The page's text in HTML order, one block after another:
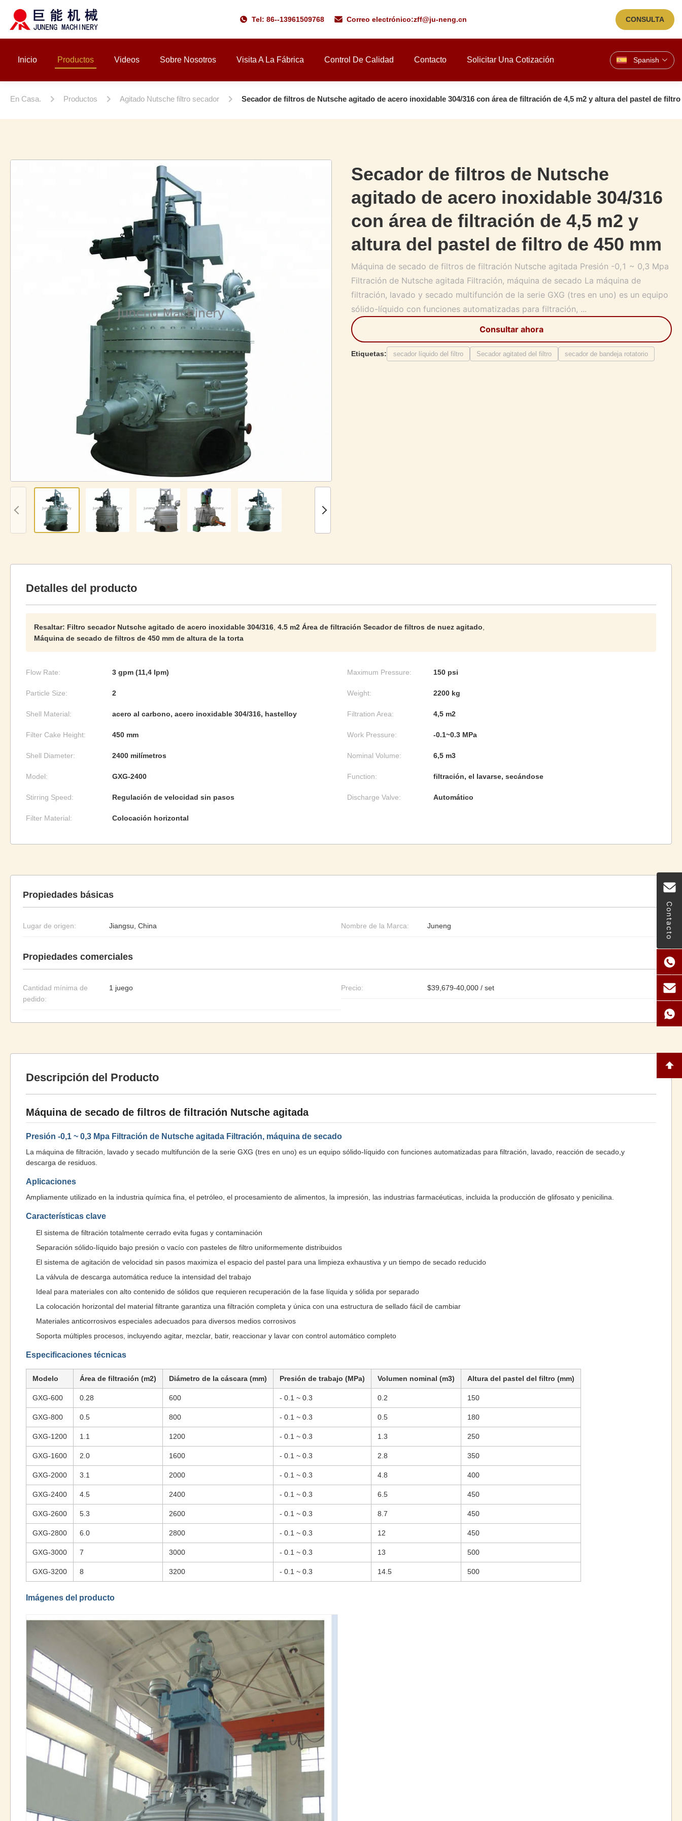
Tel: 86--13961509768 Correo electrónico:zff@ju-neng.cn CONSULTA
Inicio Productos Videos Sobre Nosotros Visita A La Fábrica Control De Calidad Contacto Solicitar Una Cotización Spanish
Contacto
En Casa. Productos Agitado Nutsche filtro secador Secador de filtros de Nutsche agitado de acero inoxidable 304/316 con área de filtración de 4,5 m2 y altura del pastel de filtro
Secador de filtros de Nutsche
agitado de acero inoxidable 304/316
con área de filtración de 4,5 m2 y
altura del pastel de filtro de 450 mm
Máquina de secado de filtros de filtración Nutsche agitada Presión -0,1 ~ 0,3 Mpa
Filtración de Nutsche agitada Filtración, máquina de secado La máquina de
filtración, lavado y secado multifunción de la serie GXG (tres en uno) es un equipo
sólido-líquido con funciones automatizadas para filtración, ...
Consultar ahora
Etiquetas: secador líquido del filtro Secador agitated del filtro secador de bandeja rotatorio
Detalles del producto
Resaltar: Filtro secador Nutsche agitado de acero inoxidable 304/316 4.5 m2 Área de filtración Secador de filtros de nuez agitado
Máquina de secado de filtros de 450 mm de altura de la torta
Flow Rate: 3 gpm (11,4 lpm) Maximum Pressure: 150 psi
Particle Size: 2 Weight: 2200 kg
Shell Material: acero al carbono, acero inoxidable 304/316, hastelloy Filtration Area: 4,5 m2
Filter Cake Height: 450 mm Work Pressure: -0.1~0.3 MPa
Shell Diameter: 2400 milímetros Nominal Volume: 6,5 m3
Model: GXG-2400 Function: filtración, el lavarse, secándose
Stirring Speed: Regulación de velocidad sin pasos Discharge Valve: Automático
Filter Material: Colocación horizontal
Propiedades básicas
Lugar de origen: Jiangsu, China Nombre de la Marca: Juneng
Propiedades comerciales
Cantidad mínima de
pedido:
1 juego Precio: $39,679-40,000 / set
Descripción del Producto
Máquina de secado de filtros de filtración Nutsche agitada
Presión -0,1 ~ 0,3 Mpa Filtración de Nutsche agitada Filtración, máquina de secado
La máquina de filtración, lavado y secado multifunción de la serie GXG (tres en uno) es un equipo sólido-líquido con funciones automatizadas para filtración, lavado, reacción de secado,y
descarga de residuos.
Aplicaciones
Ampliamente utilizado en la industria química fina, el petróleo, el procesamiento de alimentos, la impresión, las industrias farmacéuticas, incluida la producción de glifosato y penicilina.
Características clave
El sistema de filtración totalmente cerrado evita fugas y contaminación
Separación sólido-líquido bajo presión o vacío con pasteles de filtro uniformemente distribuidos
El sistema de agitación de velocidad sin pasos maximiza el espacio del pastel para una limpieza exhaustiva y un tiempo de secado reducido
La válvula de descarga automática reduce la intensidad del trabajo
Ideal para materiales con alto contenido de sólidos que requieren recuperación de la fase líquida y sólida por separado
La colocación horizontal del material filtrante garantiza una filtración completa y única con una estructura de sellado fácil de cambiar
Materiales anticorrosivos especiales adecuados para diversos medios corrosivos
Soporta múltiples procesos, incluyendo agitar, mezclar, batir, reaccionar y lavar con control automático completo
Especificaciones técnicas
Modelo Área de filtración (m2) Diámetro de la cáscara (mm) Presión de trabajo (MPa) Volumen nominal (m3) Altura del pastel del filtro (mm)
GXG-600 0.28 600 - 0.1 ~ 0.3 0.2 150
GXG-800 0.5 800 - 0.1 ~ 0.3 0.5 180
GXG-1200 1.1 1200 - 0.1 ~ 0.3 1.3 250
GXG-1600 2.0 1600 - 0.1 ~ 0.3 2.8 350
GXG-2000 3.1 2000 - 0.1 ~ 0.3 4.8 400
GXG-2400 4.5 2400 - 0.1 ~ 0.3 6.5 450
GXG-2600 5.3 2600 - 0.1 ~ 0.3 8.7 450
GXG-2800 6.0 2800 - 0.1 ~ 0.3 12 450
GXG-3000 7 3000 - 0.1 ~ 0.3 13 500
GXG-3200 8 3200 - 0.1 ~ 0.3 14.5 500
Imágenes del producto